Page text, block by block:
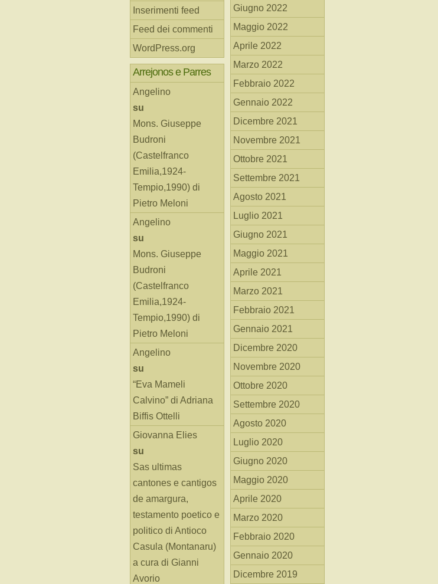
Inserimenti feed
Feed dei commenti
WordPress.org
Arrejonos e Parres
Angelino
su
Mons. Giuseppe
Budroni
(Castelfranco
Emilia,1924-
Tempio,1990) di
Pietro Meloni
Angelino
su
Mons. Giuseppe
Budroni
(Castelfranco
Emilia,1924-
Tempio,1990) di
Pietro Meloni
Angelino
su
“Eva Mameli
Calvino” di Adriana
Biffis Ottelli
Giovanna Elies
su
Sas ultimas
cantones e cantigos
de amargura,
testamento poetico e
politico di Antioco
Casula (Montanaru)
a cura di Gianni
Avorio
Giugno 2022
Maggio 2022
Aprile 2022
Marzo 2022
Febbraio 2022
Gennaio 2022
Dicembre 2021
Novembre 2021
Ottobre 2021
Settembre 2021
Agosto 2021
Luglio 2021
Giugno 2021
Maggio 2021
Aprile 2021
Marzo 2021
Febbraio 2021
Gennaio 2021
Dicembre 2020
Novembre 2020
Ottobre 2020
Settembre 2020
Agosto 2020
Luglio 2020
Giugno 2020
Maggio 2020
Aprile 2020
Marzo 2020
Febbraio 2020
Gennaio 2020
Dicembre 2019